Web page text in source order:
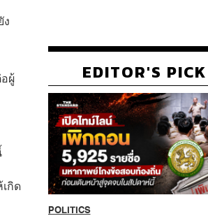
ผู้
กิด
EDITOR'S PICK
POLITICS